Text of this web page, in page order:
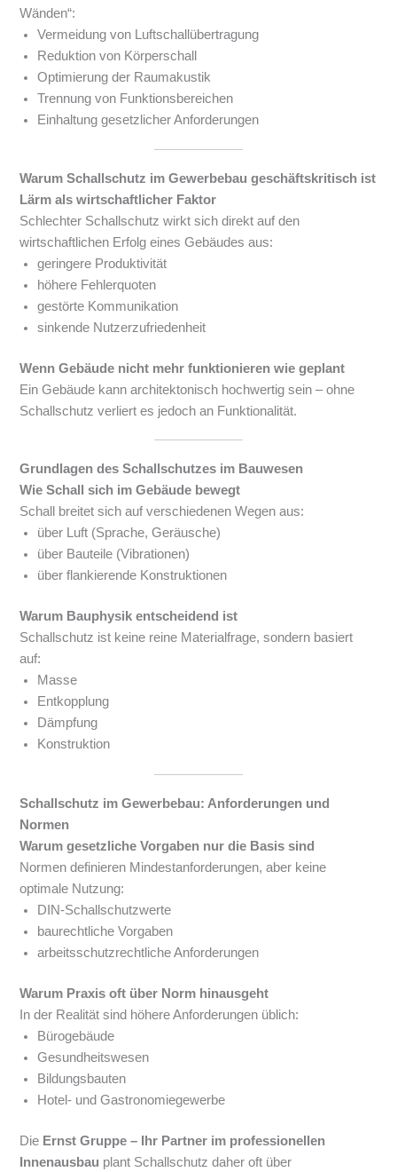
Wänden“:
Vermeidung von Luftschallübertragung
Reduktion von Körperschall
Optimierung der Raumakustik
Trennung von Funktionsbereichen
Einhaltung gesetzlicher Anforderungen
Warum Schallschutz im Gewerbebau geschäftskritisch ist
Lärm als wirtschaftlicher Faktor
Schlechter Schallschutz wirkt sich direkt auf den
wirtschaftlichen Erfolg eines Gebäudes aus:
geringere Produktivität
höhere Fehlerquoten
gestörte Kommunikation
sinkende Nutzerzufriedenheit
Wenn Gebäude nicht mehr funktionieren wie geplant
Ein Gebäude kann architektonisch hochwertig sein – ohne
Schallschutz verliert es jedoch an Funktionalität.
Grundlagen des Schallschutzes im Bauwesen
Wie Schall sich im Gebäude bewegt
Schall breitet sich auf verschiedenen Wegen aus:
über Luft (Sprache, Geräusche)
über Bauteile (Vibrationen)
über flankierende Konstruktionen
Warum Bauphysik entscheidend ist
Schallschutz ist keine reine Materialfrage, sondern basiert
auf:
Masse
Entkopplung
Dämpfung
Konstruktion
Schallschutz im Gewerbebau: Anforderungen und
Normen
Warum gesetzliche Vorgaben nur die Basis sind
Normen definieren Mindestanforderungen, aber keine
optimale Nutzung:
DIN-Schallschutzwerte
baurechtliche Vorgaben
arbeitsschutzrechtliche Anforderungen
Warum Praxis oft über Norm hinausgeht
In der Realität sind höhere Anforderungen üblich:
Bürogebäude
Gesundheitswesen
Bildungsbauten
Hotel- und Gastronomiegewerbe
Die Ernst Gruppe – Ihr Partner im professionellen
Innenausbau plant Schallschutz daher oft über